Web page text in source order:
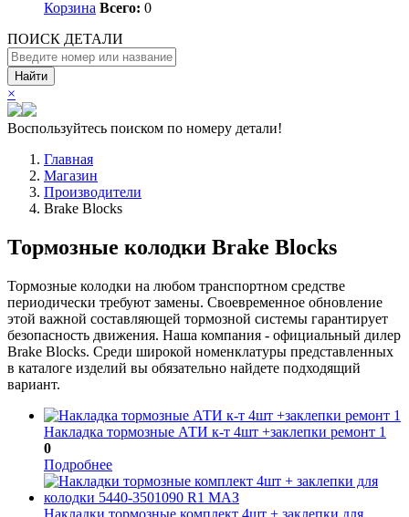
Корзина Всего: 0
ПОИСК ДЕТАЛИ
Найти
×
Воспользуйтесь поиском по номеру детали!
Главная
Магазин
Производители
Brake Blocks
Тормозные колодки Brake Blocks
Тормозные колодки на любом транспортном средстве
периодически требуют замены. Своевременное обновление
этой важной составляющей тормозной системы гарантирует
безопасность движения. Наша компания - официальный дилер
Brake Blocks. Среди широкой номенклатуры представленных
в каталоге изделий вы обязательно найдете подходящий
вариант.
Накладка тормозные АТИ к-т 4шт +заклепки ремонт 1
0
Подробнее
Накладки тормозные комплект 4шт + заклепки для